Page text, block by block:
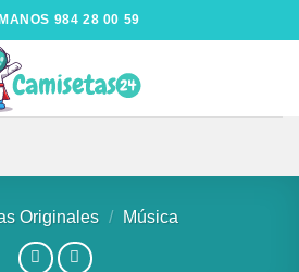
984 28 00 59
Originales / Música